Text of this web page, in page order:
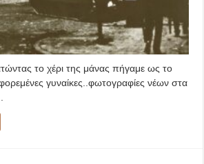
το χέρι της μάνας πήγαμε ως το
γυναίκες..φωτογραφίες νέων στα